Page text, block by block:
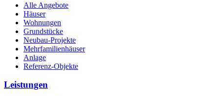
Alle Angebote
Häuser
Wohnungen
Grundstücke
Neubau-Projekte
Mehrfamilienhäuser
Anlage
Referenz-Objekte
Leistungen